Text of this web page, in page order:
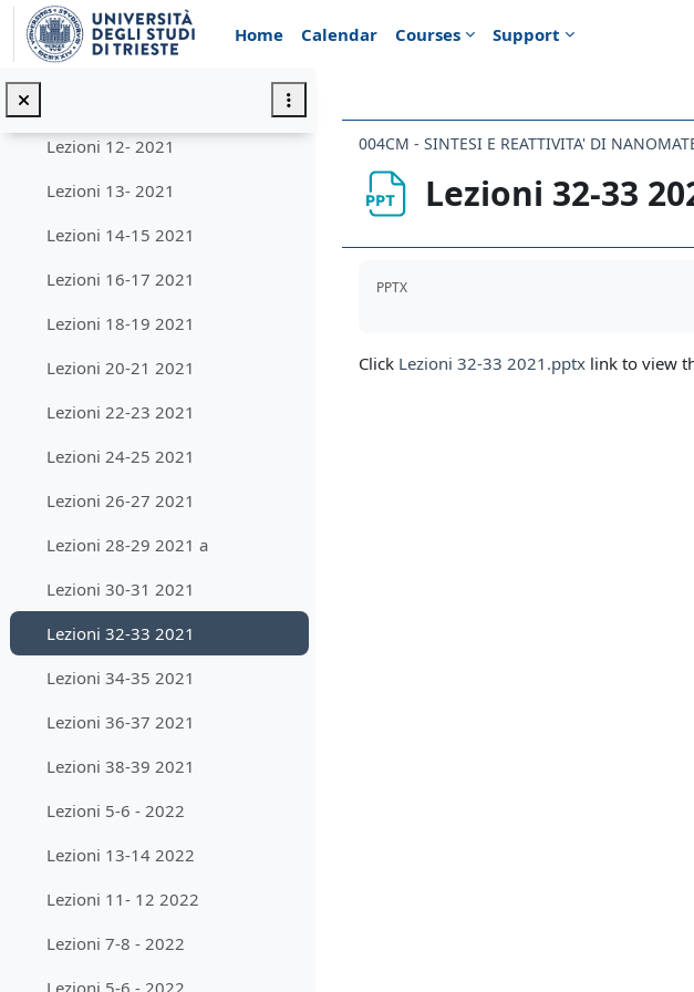
Skip to main content
Home
Calendar Courses Support
Lezioni 7 - 2021
Lezioni 8-9 - 2021
Lezioni 12- 2021
Lezioni 13- 2021
Lezioni 14-15 2021
Lezioni 16-17 2021
Lezioni 18-19 2021
Lezioni 20-21 2021
Lezioni 22-23 2021
Lezioni 24-25 2021
Lezioni 26-27 2021
Lezioni 28-29 2021 a
Lezioni 30-31 2021
Lezioni 32-33 2021
Lezioni 34-35 2021
Lezioni 36-37 2021
Lezioni 38-39 2021
Lezioni 5-6 - 2022
Lezioni 13-14 2022
Lezioni 11- 12 2022
Lezioni 7-8 - 2022
004CM - SINTESI E REATTIVITA' DI
Lezioni 32-33
PPTX
Click Lezioni 32-33 2021.pptx link to view